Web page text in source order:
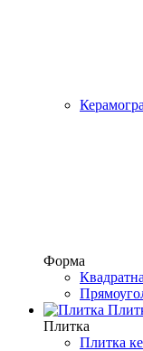
Форма
Плитка
Плитка